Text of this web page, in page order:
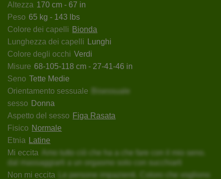
Altezza 170 cm - 67 in
Peso 65 kg - 143 lbs
Colore dei capelli Bionda
Lunghezza dei capelli Lunghi
Colore degli occhi Verdi
Misure 68-105-118 cm - 27-41-46 in
Seno Tette Medie
Orientamento sessuale
Bisessuale
sesso Donna
Aspetto del sesso Figa Rasata
Fisico Normale
Etnia Latine
Mi eccita
Amo tutto ciò che ha a che fare con il mio seno.
dal massaggiarli a un orgasmo solo con succhiarli
Non mi eccita
Le persone impazienti. Coloro che vogliono